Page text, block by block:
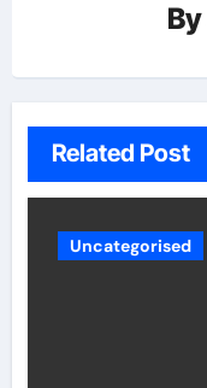
By
Related Post
Uncategorised